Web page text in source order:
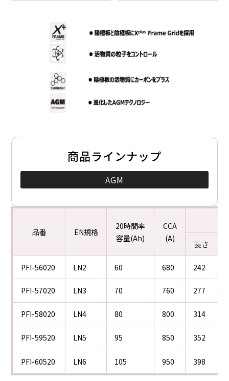
商品ラインナップ
AGM
品番 EN規格
20時間率
容量(Ah)
CCA
(A)
長さ
PFI-56020 LN2 60 680 242
PFI-57020 LN3 70 760 277
PFI-58020 LN4 80 800 314
PFI-59520 LN5 95 850 352
PFI-60520 LN6 105 950 398